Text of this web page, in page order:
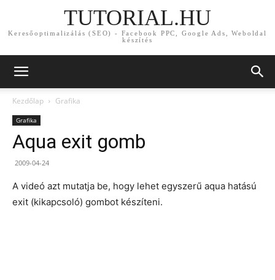
TUTORIAL.HU
Keresőoptimalizálás (SEO) - Facebook PPC, Google Ads, Weboldal
készítés
Kezdőlap Grafika
Grafika
Aqua exit gomb
2009-04-24
A videó azt mutatja be, hogy lehet egyszerű aqua hatású
exit (kikapcsoló) gombot készíteni.